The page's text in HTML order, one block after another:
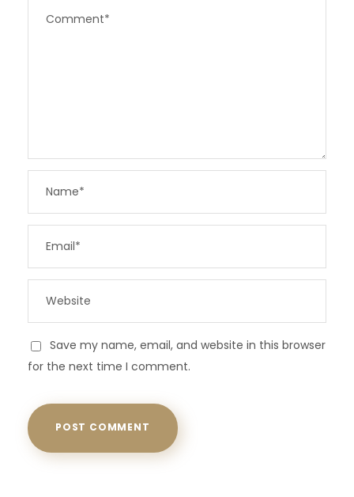
Save my name, email, and website in this browser
for the next time I comment.